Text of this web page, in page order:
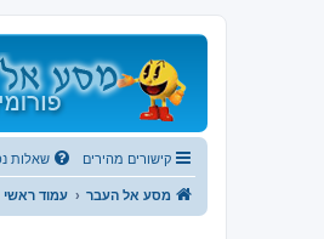
קישורים מהירים שאלות
מסע אל העבר עמוד ראשי